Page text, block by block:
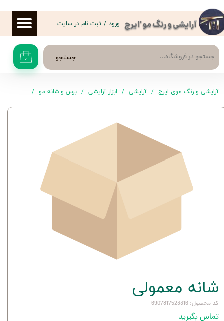
آرایشی و رنگ مو 'ایرج
جستجو ۰
ورود / ثبت نام در سایت
حساب کاربری من
تغییر گذر واژه
سفارشات
خروج از حساب کاربری
آرایشی و رنگ موی ایرج آرایشی ابزار آرایشی برس و شانه مو
شانه معمولی
کد محصول: 6907817523316
تماس بگیرید